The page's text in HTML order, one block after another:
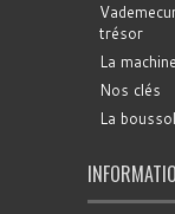
trésor
La
Nos clés
La